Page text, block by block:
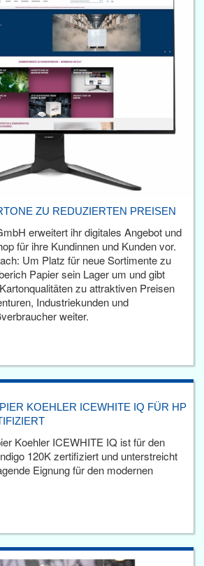
ZU REDUZIERTEN PREISEN
erweitert ihr digitales Angebot und
für ihre Kundinnen und Kunden vor.
Um Platz für neue Sortimente zu
Papier sein Lager um und gibt
zu attraktiven Preisen
Industriekunden und
weiter.
KOEHLER ICEWHITE IQ FÜR HP
Koehler ICEWHITE IQ ist für den
120K zertifiziert und unterstreicht
Eignung für den modernen